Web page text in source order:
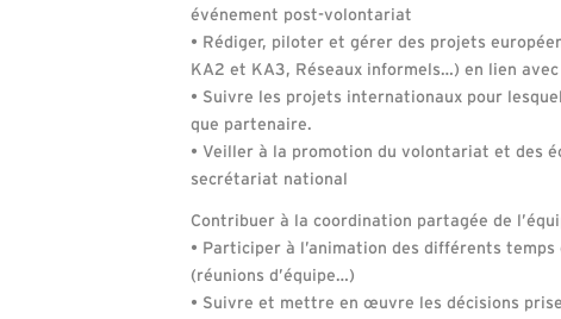
événement post-volontariat
• Rédiger, piloter et gérer des projets
KA2 et KA3, Réseaux informels…) en lien
• Suivre les projets internationaux pour
que partenaire.
• Veiller à la promotion du volontariat et des
secrétariat national
Contribuer à la coordination partagée de
• Participer à l’animation des différents
(réunions d’équipe…)
• Suivre et mettre en œuvre les décisions